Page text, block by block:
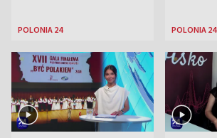
POLONIA 24 POLONIA 24